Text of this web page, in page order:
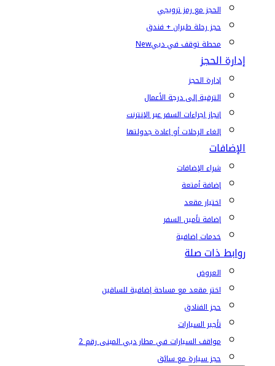
الحجز مع رمز ترويجي
حجز رحلة طيران + فندق
محطة توقف في دبيNew
إدارة الحجز
إدارة الحجز
الترقية إلى درجة الأعمال
إنجاز إجراءات السفر عبر الإنترنت
إلغاء الرحلات أو إعادة جدولتها
الإضافات
شراء الإضافات
إضافة أمتعة
اختيار مقعد
إضافة تأمين السفر
خدمات إضافية
روابط ذات صلة
العروض
اختر مقعد مع مساحة إضافية للساقين
حجز الفنادق
تأجير السيارات
مواقف السيارات في مطار دبي المبنى رقم 2
حجز سيارة مع سائق